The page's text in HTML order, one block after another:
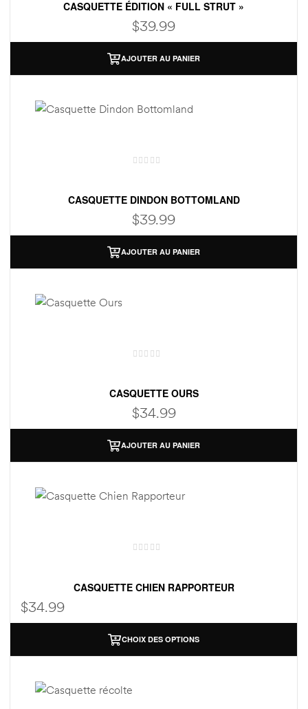
CASQUETTE ÉDITION « FULL STRUT »
$39.99
AJOUTER AU PANIER
CASQUETTE DINDON BOTTOMLAND
$39.99
AJOUTER AU PANIER
CASQUETTE OURS
$34.99
AJOUTER AU PANIER
CASQUETTE CHIEN RAPPORTEUR
$34.99
CHOIX DES OPTIONS